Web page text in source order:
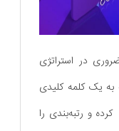
در استراتژی
به یک کلمه کلیدی
و رتبه‌بندی را